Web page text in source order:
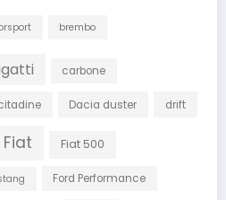
brembo
carbone
Dacia duster drift
Fiat Fiat 500
Ford Performance